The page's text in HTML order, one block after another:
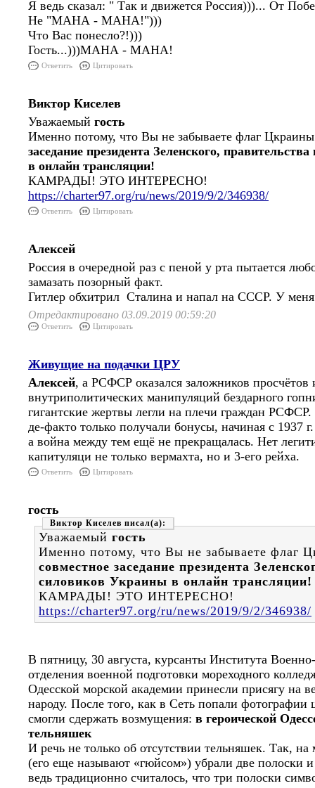
Я ведь сказал: " Так и движется Россия)))... От
Не "МАНА - МАНА!")))
Что Вас понесло?!)))
Гость...)))МАНА - МАНА!
Ответить Цитировать
Виктор Киселев
Уважаемый гость
Именно потому, что Вы не забываете флаг
заседание президента Зеленского,
в онлайн трансляции!
КАМРАДЫ! ЭТО ИНТЕРЕСНО!
https://charter97.org/ru/news/2019/9/2/346938/
Ответить Цитировать
Алексей
Россия в очередной раз с пеной у рта пытается
замазать позорный факт.
Гитлер обхитрил Сталина и напал на СССР. У меня
Отредактировано 03.09.2019 00:59:20
Ответить Цитировать
Живущие на подачки ЦРУ
Алексей, а РСФСР оказался заложников просчётов
внутриполитических манипуляций бездарного
гигантские жертвы легли на плечи граждан
де-факто только получали бонусы, начиная с 1937
а война между тем ещё не прекращалась. Нет
капитуляци не только вермахта, но и 3-его рейха.
Ответить Цитировать
гость
Виктор Киселев
Уважаемый гость
Именно потому, что Вы не забываете флаг
совместное заседание президента
силовиков Украины в онлайн трансляции!
КАМРАДЫ! ЭТО ИНТЕРЕСНО!
https://charter97.org/ru/news/2019/9/2/346938/
В пятницу, 30 августа, курсанты Института
отделения военной подготовки мореходного
Одесской морской академии принесли присягу на
народу. После того, как в Сеть попали фотографии
смогли сдержать возмущения: в героической
тельняшек
И речь не только об отсутствии тельняшек. Так, на
(его еще называют «гюйсом») убрали две полоски
ведь традиционно считалось, что три полоски